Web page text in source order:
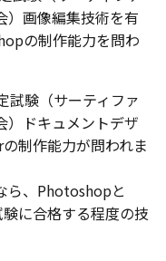
）画像編集技術を有
の制作能力を問わ
試験（サーティファ
）ドキュメントデザ
制作能力が問われま
ら、Photoshopと
に合格する程度の技